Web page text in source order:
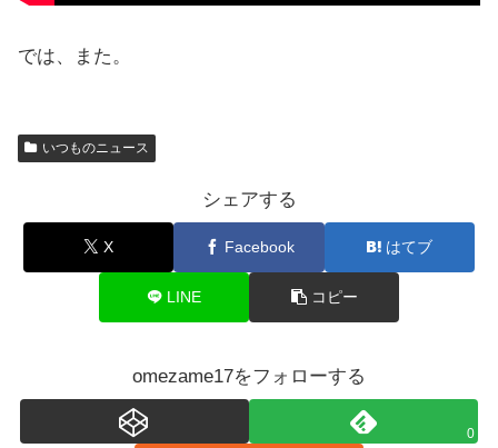
では、また。
いつものニュース
シェアする
X Facebook はてブ
LINE コピー
omezame17をフォローする
0